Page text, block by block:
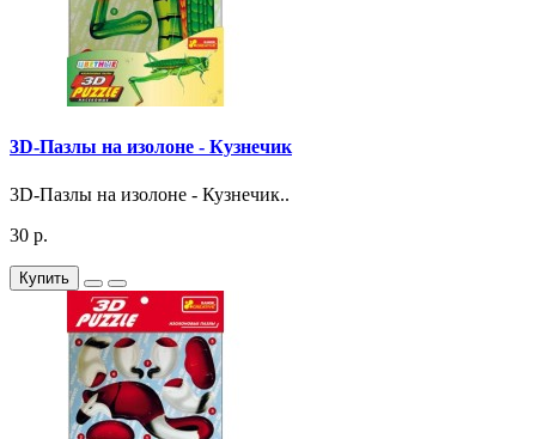
3D-Пазлы на изолоне - Кузнечик
3D-Пазлы на изолоне - Кузнечик..
30 р.
Купить